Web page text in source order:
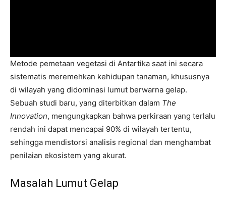
Metode pemetaan vegetasi di Antartika saat ini secara
sistematis meremehkan kehidupan tanaman, khususnya
di wilayah yang didominasi lumut berwarna gelap.
Sebuah studi baru, yang diterbitkan dalam The
Innovation, mengungkapkan bahwa perkiraan yang terlalu
rendah ini dapat mencapai 90% di wilayah tertentu,
sehingga mendistorsi analisis regional dan menghambat
penilaian ekosistem yang akurat.
Masalah Lumut Gelap